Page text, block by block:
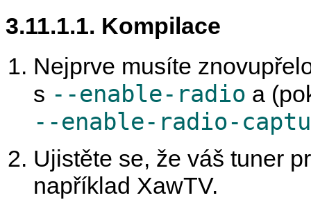
3.11.1.1. Kompilace
Nejprve musíte
s --enable-radio a
--enable-radio-
Ujistěte se, že váš tuner
například XawTV.